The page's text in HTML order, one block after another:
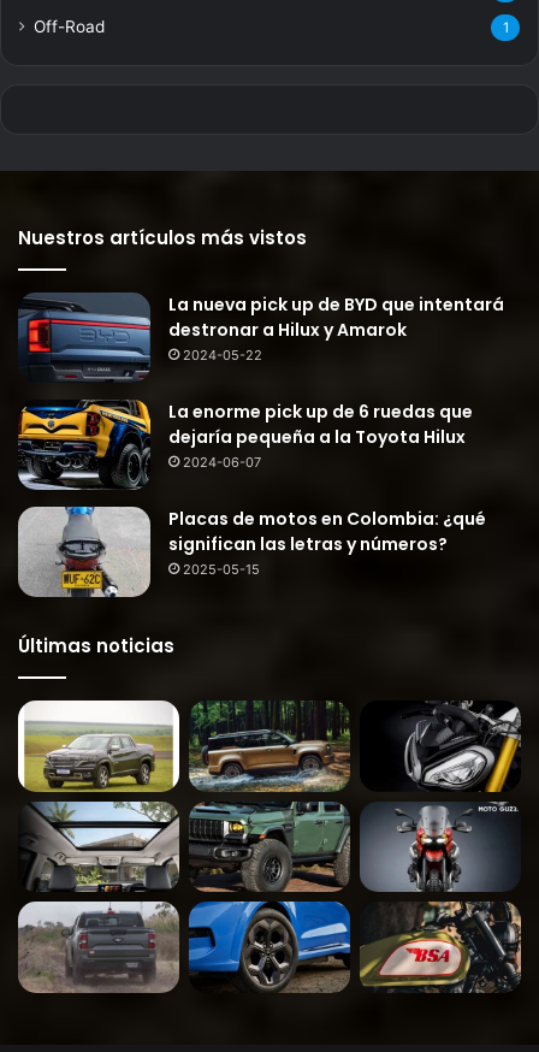
Off-Road 1
Nuestros artículos más vistos
La nueva pick up de BYD que intentará
destronar a Hilux y Amarok
2024-05-22
La enorme pick up de 6 ruedas que
dejaría pequeña a la Toyota Hilux
2024-06-07
Placas de motos en Colombia: ¿qué
significan las letras y números?
2025-05-15
Últimas noticias